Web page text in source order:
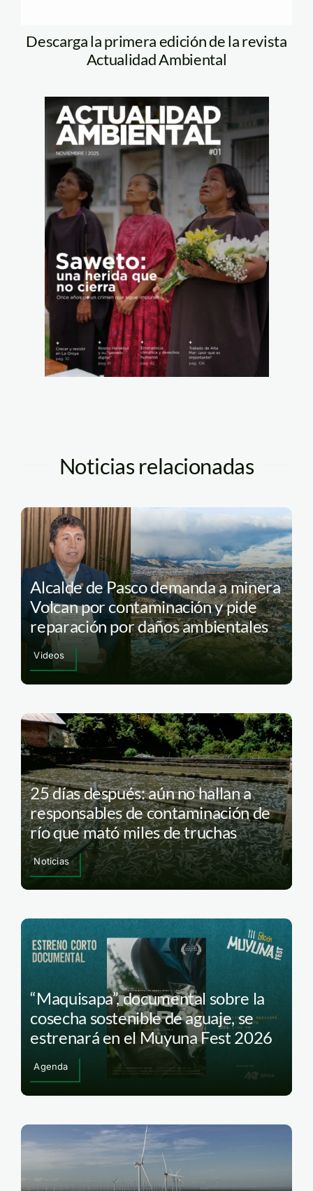
Descarga la primera edición de la revista
Actualidad Ambiental
Noticias relacionadas
Alcalde de Pasco demanda a minera
Volcan por contaminación y pide
reparación por daños ambientales
Videos
25 días después: aún no hallan a
responsables de contaminación de
río que mató miles de truchas
Noticias
“Maquisapa”, documental sobre la
cosecha sostenible de aguaje, se
estrenará en el Muyuna Fest 2026
Agenda